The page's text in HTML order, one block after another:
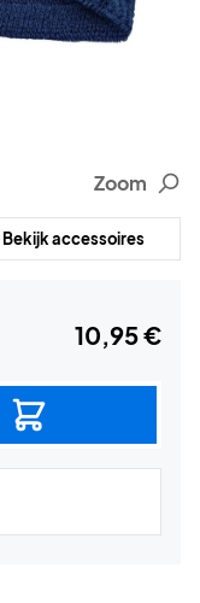
Zoom
Bekijk accessoires
10,95 €